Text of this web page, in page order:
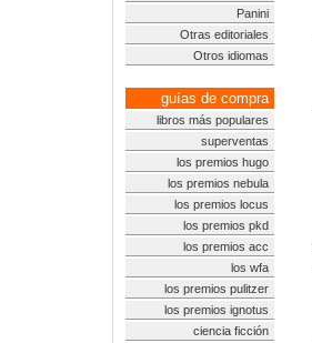
Panini
Otras editoriales
Otros idiomas
guías de compra
libros más populares
superventas
los premios hugo
los premios nebula
los premios locus
los premios pkd
los premios acc
los wfa
los premios pulitzer
los premios ignotus
ciencia ficción